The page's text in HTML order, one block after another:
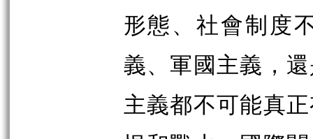
形態、社會制度
義、軍國主義，
主義都不可能真